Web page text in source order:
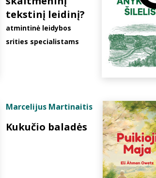
tekstinį leidinį?
atmintinė leidybos
srities specialistams
Marcelijus Martinaitis
Kukučio baladės